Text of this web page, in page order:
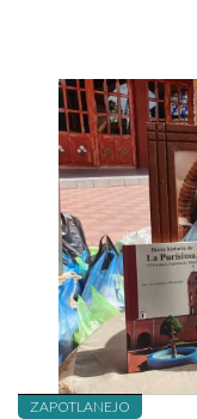
ZAPOTLANEJO